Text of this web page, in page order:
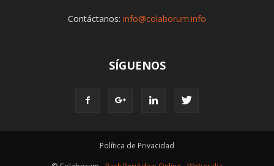
Contáctanos: info@colaborum.info
SÍGUENOS
Política de Privacidad